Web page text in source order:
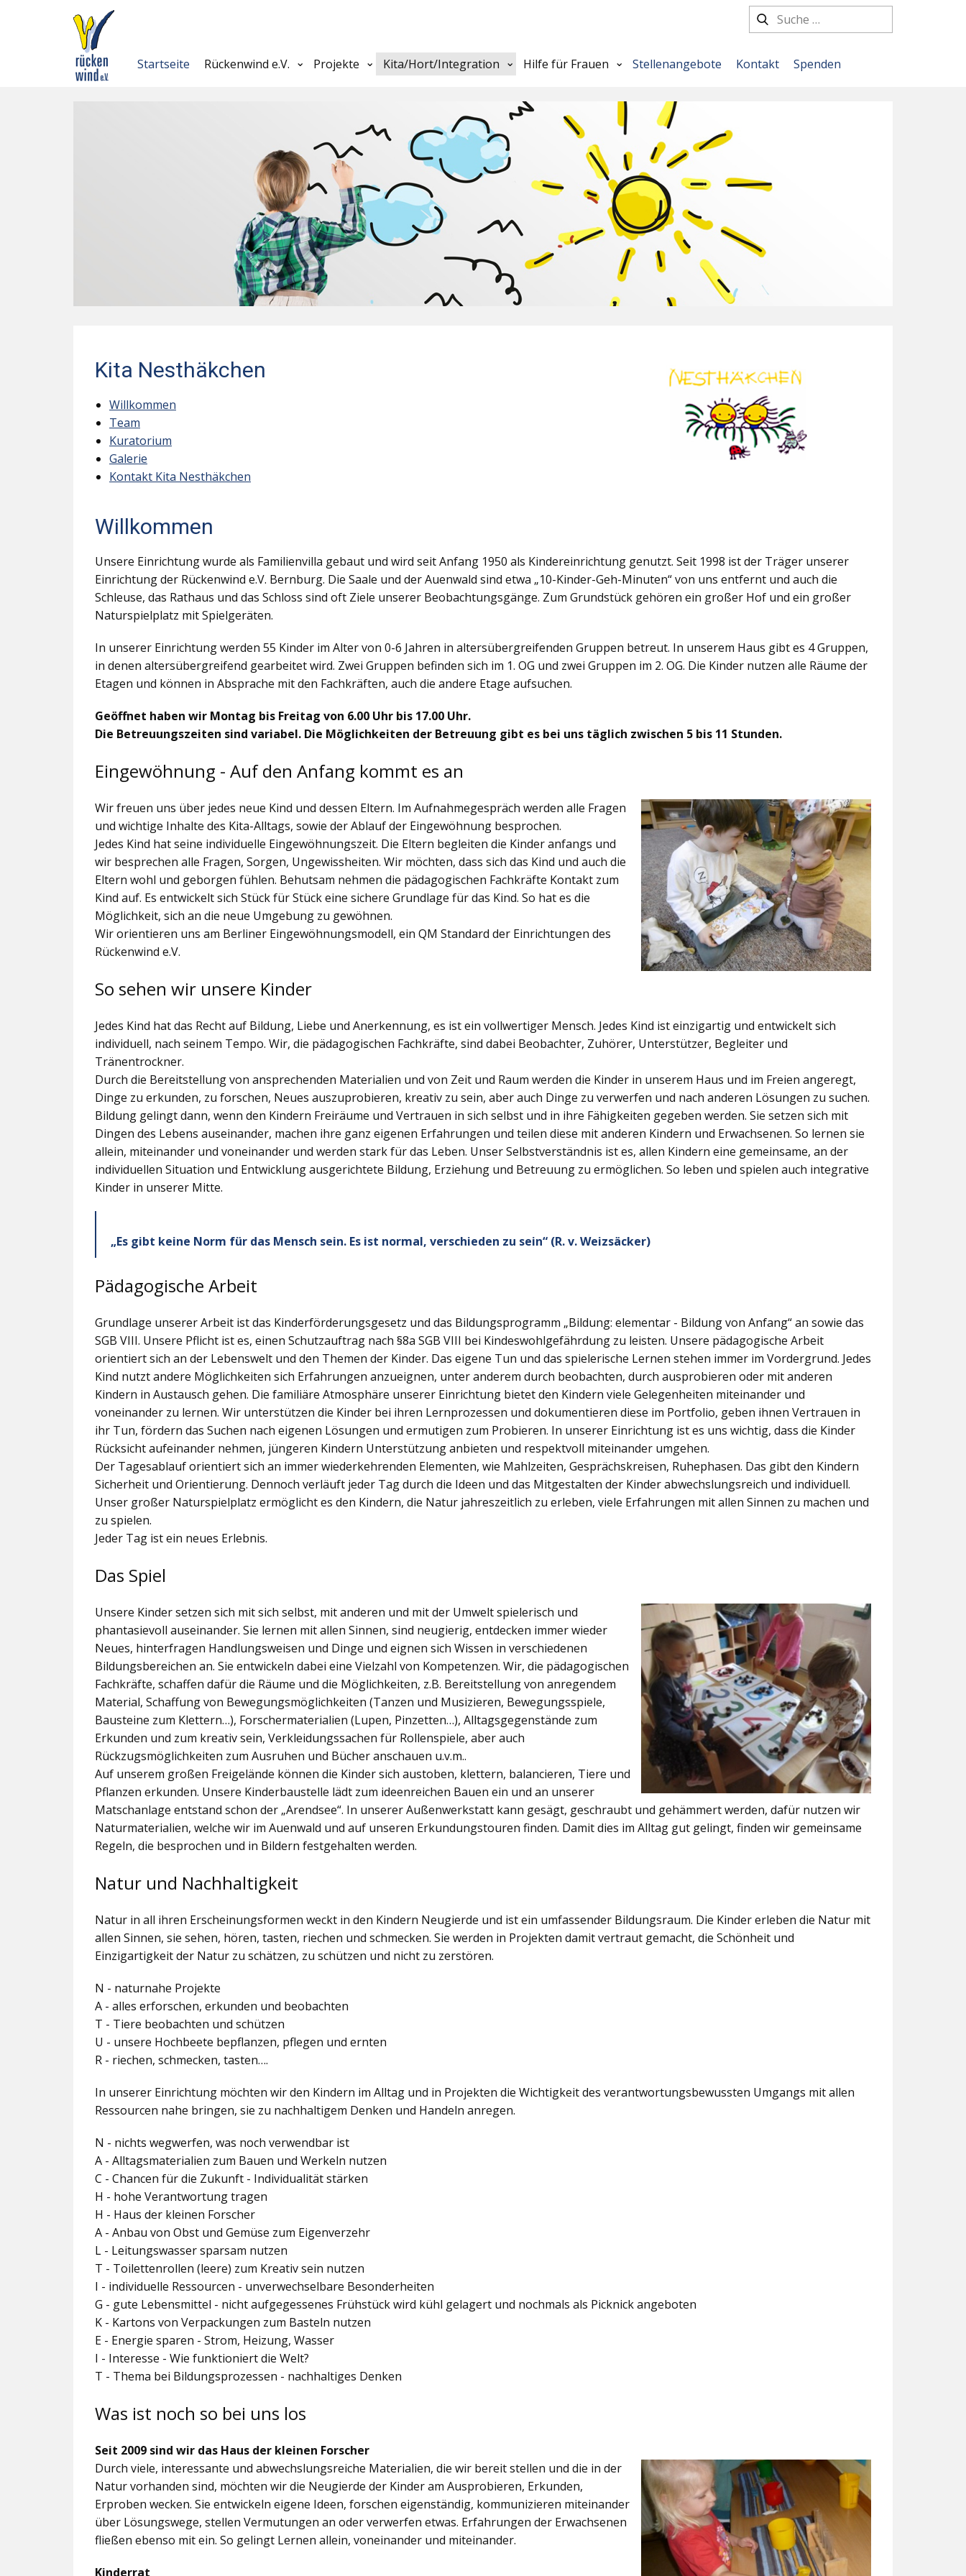
Startseite Rückenwind e.V. Projekte Kita/Hort/Integration Hilfe für Frauen Stellenangebote Kontakt Spenden
Kita Nesthäkchen
Willkommen
Team
Kuratorium
Galerie
Kontakt Kita Nesthäkchen
Willkommen
Unsere Einrichtung wurde als Familienvilla gebaut und wird seit Anfang 1950 als Kindereinrichtung genutzt. Seit 1998 ist der Träger unserer
Einrichtung der Rückenwind e.V. Bernburg. Die Saale und der Auenwald sind etwa „10-Kinder-Geh-Minuten“ von uns entfernt und auch die
Schleuse, das Rathaus und das Schloss sind oft Ziele unserer Beobachtungsgänge. Zum Grundstück gehören ein großer Hof und ein großer
Naturspielplatz mit Spielgeräten.
In unserer Einrichtung werden 55 Kinder im Alter von 0-6 Jahren in altersübergreifenden Gruppen betreut. In unserem Haus gibt es 4 Gruppen,
in denen altersübergreifend gearbeitet wird. Zwei Gruppen befinden sich im 1. OG und zwei Gruppen im 2. OG. Die Kinder nutzen alle Räume der
Etagen und können in Absprache mit den Fachkräften, auch die andere Etage aufsuchen.
Geöffnet haben wir Montag bis Freitag von 6.00 Uhr bis 17.00 Uhr.
Die Betreuungszeiten sind variabel. Die Möglichkeiten der Betreuung gibt es bei uns täglich zwischen 5 bis 11 Stunden.
Eingewöhnung - Auf den Anfang kommt es an
Wir freuen uns über jedes neue Kind und dessen Eltern. Im Aufnahmegespräch werden alle Fragen
und wichtige Inhalte des Kita-Alltags, sowie der Ablauf der Eingewöhnung besprochen.
Jedes Kind hat seine individuelle Eingewöhnungszeit. Die Eltern begleiten die Kinder anfangs und
wir besprechen alle Fragen, Sorgen, Ungewissheiten. Wir möchten, dass sich das Kind und auch die
Eltern wohl und geborgen fühlen. Behutsam nehmen die pädagogischen Fachkräfte Kontakt zum
Kind auf. Es entwickelt sich Stück für Stück eine sichere Grundlage für das Kind. So hat es die
Möglichkeit, sich an die neue Umgebung zu gewöhnen.
Wir orientieren uns am Berliner Eingewöhnungsmodell, ein QM Standard der Einrichtungen des
Rückenwind e.V.
So sehen wir unsere Kinder
Jedes Kind hat das Recht auf Bildung, Liebe und Anerkennung, es ist ein vollwertiger Mensch. Jedes Kind ist einzigartig und entwickelt sich
individuell, nach seinem Tempo. Wir, die pädagogischen Fachkräfte, sind dabei Beobachter, Zuhörer, Unterstützer, Begleiter und
Tränentrockner.
Durch die Bereitstellung von ansprechenden Materialien und von Zeit und Raum werden die Kinder in unserem Haus und im Freien angeregt,
Dinge zu erkunden, zu forschen, Neues auszuprobieren, kreativ zu sein, aber auch Dinge zu verwerfen und nach anderen Lösungen zu suchen.
Bildung gelingt dann, wenn den Kindern Freiräume und Vertrauen in sich selbst und in ihre Fähigkeiten gegeben werden. Sie setzen sich mit
Dingen des Lebens auseinander, machen ihre ganz eigenen Erfahrungen und teilen diese mit anderen Kindern und Erwachsenen. So lernen sie
allein, miteinander und voneinander und werden stark für das Leben. Unser Selbstverständnis ist es, allen Kindern eine gemeinsame, an der
individuellen Situation und Entwicklung ausgerichtete Bildung, Erziehung und Betreuung zu ermöglichen. So leben und spielen auch integrative
Kinder in unserer Mitte.
„Es gibt keine Norm für das Mensch sein. Es ist normal, verschieden zu sein“ (R. v. Weizsäcker)
Pädagogische Arbeit
Grundlage unserer Arbeit ist das Kinderförderungsgesetz und das Bildungsprogramm „Bildung: elementar - Bildung von Anfang“ an sowie das
SGB VIII. Unsere Pflicht ist es, einen Schutzauftrag nach §8a SGB VIII bei Kindeswohlgefährdung zu leisten. Unsere pädagogische Arbeit
orientiert sich an der Lebenswelt und den Themen der Kinder. Das eigene Tun und das spielerische Lernen stehen immer im Vordergrund. Jedes
Kind nutzt andere Möglichkeiten sich Erfahrungen anzueignen, unter anderem durch beobachten, durch ausprobieren oder mit anderen
Kindern in Austausch gehen. Die familiäre Atmosphäre unserer Einrichtung bietet den Kindern viele Gelegenheiten miteinander und
voneinander zu lernen. Wir unterstützen die Kinder bei ihren Lernprozessen und dokumentieren diese im Portfolio, geben ihnen Vertrauen in
ihr Tun, fördern das Suchen nach eigenen Lösungen und ermutigen zum Probieren. In unserer Einrichtung ist es uns wichtig, dass die Kinder
Rücksicht aufeinander nehmen, jüngeren Kindern Unterstützung anbieten und respektvoll miteinander umgehen.
Der Tagesablauf orientiert sich an immer wiederkehrenden Elementen, wie Mahlzeiten, Gesprächskreisen, Ruhephasen. Das gibt den Kindern
Sicherheit und Orientierung. Dennoch verläuft jeder Tag durch die Ideen und das Mitgestalten der Kinder abwechslungsreich und individuell.
Unser großer Naturspielplatz ermöglicht es den Kindern, die Natur jahreszeitlich zu erleben, viele Erfahrungen mit allen Sinnen zu machen und
zu spielen.
Jeder Tag ist ein neues Erlebnis.
Das Spiel
Unsere Kinder setzen sich mit sich selbst, mit anderen und mit der Umwelt spielerisch und
phantasievoll auseinander. Sie lernen mit allen Sinnen, sind neugierig, entdecken immer wieder
Neues, hinterfragen Handlungsweisen und Dinge und eignen sich Wissen in verschiedenen
Bildungsbereichen an. Sie entwickeln dabei eine Vielzahl von Kompetenzen. Wir, die pädagogischen
Fachkräfte, schaffen dafür die Räume und die Möglichkeiten, z.B. Bereitstellung von anregendem
Material, Schaffung von Bewegungsmöglichkeiten (Tanzen und Musizieren, Bewegungsspiele,
Bausteine zum Klettern…), Forschermaterialien (Lupen, Pinzetten…), Alltagsgegenstände zum
Erkunden und zum kreativ sein, Verkleidungssachen für Rollenspiele, aber auch
Rückzugsmöglichkeiten zum Ausruhen und Bücher anschauen u.v.m..
Auf unserem großen Freigelände können die Kinder sich austoben, klettern, balancieren, Tiere und
Pflanzen erkunden. Unsere Kinderbaustelle lädt zum ideenreichen Bauen ein und an unserer
Matschanlage entstand schon der „Arendsee“. In unserer Außenwerkstatt kann gesägt, geschraubt und gehämmert werden, dafür nutzen wir
Naturmaterialien, welche wir im Auenwald und auf unseren Erkundungstouren finden. Damit dies im Alltag gut gelingt, finden wir gemeinsame
Regeln, die besprochen und in Bildern festgehalten werden.
Natur und Nachhaltigkeit
Natur in all ihren Erscheinungsformen weckt in den Kindern Neugierde und ist ein umfassender Bildungsraum. Die Kinder erleben die Natur mit
allen Sinnen, sie sehen, hören, tasten, riechen und schmecken. Sie werden in Projekten damit vertraut gemacht, die Schönheit und
Einzigartigkeit der Natur zu schätzen, zu schützen und nicht zu zerstören.
N - naturnahe Projekte
A - alles erforschen, erkunden und beobachten
T - Tiere beobachten und schützen
U - unsere Hochbeete bepflanzen, pflegen und ernten
R - riechen, schmecken, tasten….
In unserer Einrichtung möchten wir den Kindern im Alltag und in Projekten die Wichtigkeit des verantwortungsbewussten Umgangs mit allen
Ressourcen nahe bringen, sie zu nachhaltigem Denken und Handeln anregen.
N - nichts wegwerfen, was noch verwendbar ist
A - Alltagsmaterialien zum Bauen und Werkeln nutzen
C - Chancen für die Zukunft - Individualität stärken
H - hohe Verantwortung tragen
H - Haus der kleinen Forscher
A - Anbau von Obst und Gemüse zum Eigenverzehr
L - Leitungswasser sparsam nutzen
T - Toilettenrollen (leere) zum Kreativ sein nutzen
I - individuelle Ressourcen - unverwechselbare Besonderheiten
G - gute Lebensmittel - nicht aufgegessenes Frühstück wird kühl gelagert und nochmals als Picknick angeboten
K - Kartons von Verpackungen zum Basteln nutzen
E - Energie sparen - Strom, Heizung, Wasser
I - Interesse - Wie funktioniert die Welt?
T - Thema bei Bildungsprozessen - nachhaltiges Denken
Was ist noch so bei uns los
Seit 2009 sind wir das Haus der kleinen Forscher
Durch viele, interessante und abwechslungsreiche Materialien, die wir bereit stellen und die in der
Natur vorhanden sind, möchten wir die Neugierde der Kinder am Ausprobieren, Erkunden,
Erproben wecken. Sie entwickeln eigene Ideen, forschen eigenständig, kommunizieren miteinander
über Lösungswege, stellen Vermutungen an oder verwerfen etwas. Erfahrungen der Erwachsenen
fließen ebenso mit ein. So gelingt Lernen allein, voneinander und miteinander.
Kinderrat